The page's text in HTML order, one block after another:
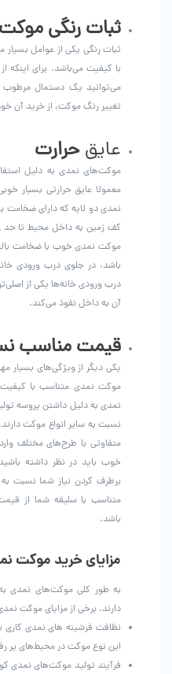
ثبات رنگی
ثبات رنگی یکی از عوامل
با کیفیت می‌باشد. برای
می‌توانید یک دستمال
تغییر رنگ موکت، از خرید آن
عایقحرارت
موکت‌های نمدی به دلیل
معمولا عایق حرارتی بسیار
نمدی دو لایه که دارای ضخامت
کف زمین به داخل محیط تا حد
موکت نمدی خوب با ضخامت
باشد، در جلوی درب ورودی
درب ورودی خانه‌ها یکی از
آن به داخل نفوذ می‌کند.
قیمت مناسب
یکی دیگر از ویژگی‌های
موکت نمدی متناسب با
نمدی به دلیل داشتن پروسه
نسبت به سایر انواع موکت
متفاوتی با طرح‌های مختلف
خوب باید در نظر داشته
برطرف کردن نیاز شما نسبت
متناسب با سلیقه شما از
باشد.
مزایای خرید موکت
به طور کلی موکت‌های نمدی به
دارند. برخی از مزایای موکت
نظافت فرشینه های نمدی کاری
این نوع موکت در محیط‌های پر
فرآیند تولید موکت‌های نمدی